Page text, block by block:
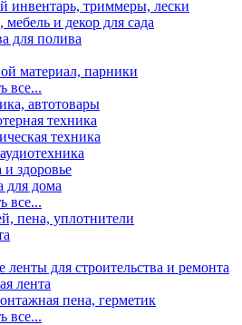
инвентарь, триммеры, лески
и декор для сада
для полива
материал, парники
все...
автотовары
техника
техника
и здоровье
для дома
все...
пена, уплотнители
ленты для строительства и ремонта
лента
пена, герметик
все...